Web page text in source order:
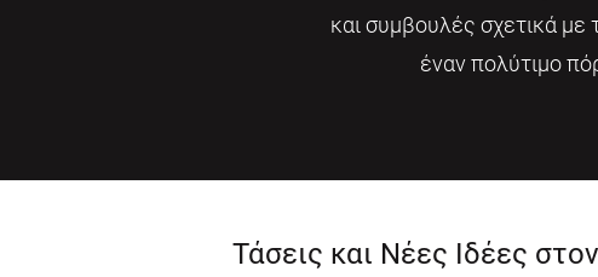
και συμβουλές σχετικά με
έναν πολύτιμο
Τάσεις και Νέες Ιδέες